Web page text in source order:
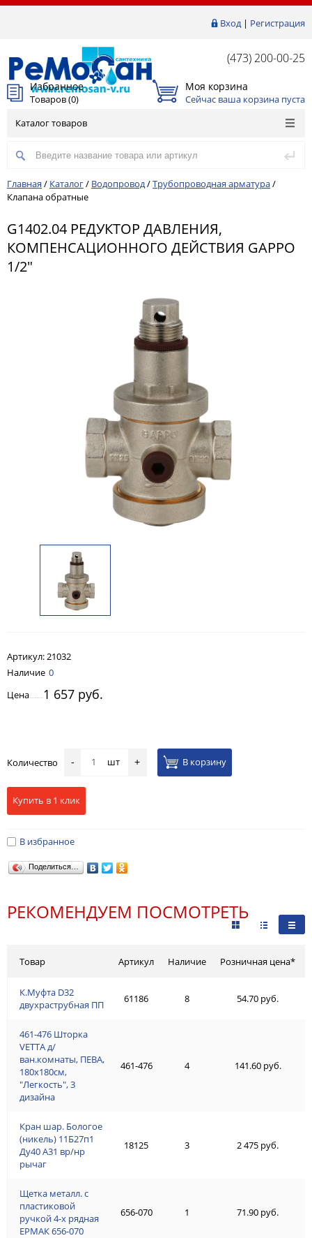
Вход| Регистрация
(473) 200-00-25
Избранное
Товаров (0)
Моя корзина
Сейчас ваша корзина пуста
Каталог товаров
Главная / Каталог/ Водопровод/Трубопроводная арматура/
Клапана обратные
G1402.04 РЕДУКТОР ДАВЛЕНИЯ,
КОМПЕНСАЦИОННОГО ДЕЙСТВИЯ GAPPO
1/2"
Артикул: 21032
Наличие 0
Цена
1 657 руб.
Количество - шт + В корзину
Купить в 1 клик
В избранное
Поделиться…
РЕКОМЕНДУЕМ ПОСМОТРЕТЬ
Товар
К.Муфта D32
двухраструбная ПП
461-476 Шторка
VETTA д/
ван.комнаты, ПЕВА,
180x180см,
"Легкость", 3
дизайна
Кран шар. Бологое
(никель) 11Б27п1
Ду40 А31 вр/нр
рычаг
Щетка металл. с
пластиковой
ручкой 4-х рядная
ЕРМАК 656-070
Артикул Наличие Розничная цена*
61186 8 54.70 руб.
461-476 4 141.60 руб.
18125 3 2 475 руб.
656-070 1 71.90 руб.